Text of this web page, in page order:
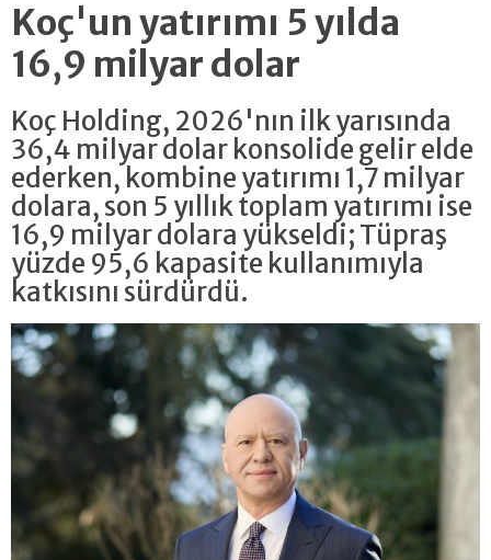
Koç'un yatırımı 5 yılda
16,9 milyar dolar
Koç Holding, 2026'nın ilk yarısında
36,4 milyar dolar konsolide gelir elde
ederken, kombine yatırımı 1,7 milyar
dolara, son 5 yıllık toplam yatırımı ise
16,9 milyar dolara yükseldi; Tüpraş
yüzde 95,6 kapasite kullanımıyla
katkısını sürdürdü.